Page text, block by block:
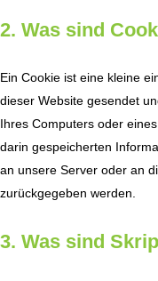
2. Was sind
Ein Cookie ist eine kleine
dieser Website gesendet
Ihres Computers oder
darin gespeicherten
an unsere Server oder an
zurückgegeben werden.
3. Was sind